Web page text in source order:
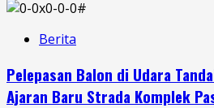
Berita
Pelepasan Balon di Udara
Ajaran Baru Strada Komplek